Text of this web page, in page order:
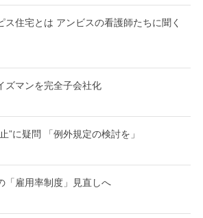
ス住宅とは アンビスの看護師たちに聞く
ズマンを完全子会社化
”に疑問 「例外規定の検討を」
雇用率制度」見直しへ